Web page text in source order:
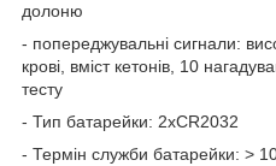
долоню
- попереджувальні сигнали:
крові, вміст кетонів, 10
тесту
- Тип батарейки: 2xCR2032
- Термін служби батарейки: >